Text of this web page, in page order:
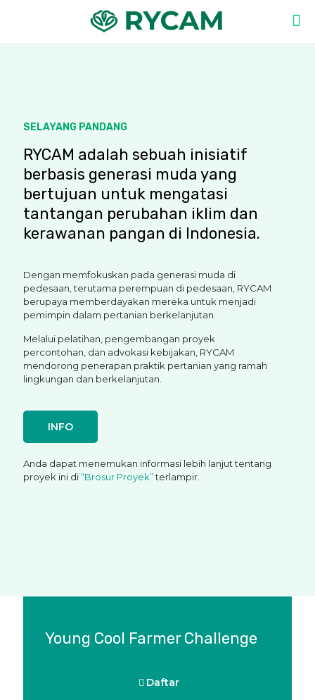
SELAYANG PANDANG
RYCAM adalah sebuah inisiatif
berbasis generasi muda yang
bertujuan untuk mengatasi
tantangan perubahan iklim dan
kerawanan pangan di Indonesia.
Dengan memfokuskan pada generasi muda di
pedesaan, terutama perempuan di pedesaan, RYCAM
berupaya memberdayakan mereka untuk menjadi
pemimpin dalam pertanian berkelanjutan.
Melalui pelatihan, pengembangan proyek
percontohan, dan advokasi kebijakan, RYCAM
mendorong penerapan praktik pertanian yang ramah
lingkungan dan berkelanjutan.
INFO
Anda dapat menemukan informasi lebih lanjut tentang
proyek ini di“Brosur Proyek”terlampir.
Young Cool Farmer Challenge
Daftar